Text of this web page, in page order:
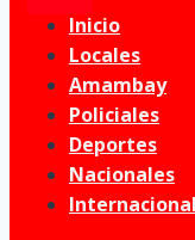
Inicio
Locales
Amambay
Policiales
Deportes
Nacionales